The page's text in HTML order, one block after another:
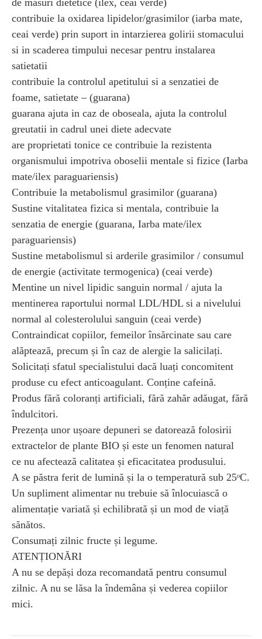
contribuie la oxidarea lipidelor/grasimilor (iarba mate,
ceai verde) prin suport in intarzierea golirii stomacului
si in scaderea timpului necesar pentru instalarea
satietatii
contribuie la controlul apetitului si a senzatiei de
foame, satietate – (guarana)
guarana ajuta in caz de oboseala, ajuta la controlul
greutatii in cadrul unei diete adecvate
are proprietati tonice ce contribuie la rezistenta
organismului impotriva oboselii mentale si fizice (Iarba
mate/ilex paraguariensis)
Contribuie la metabolismul grasimilor (guarana)
Sustine vitalitatea fizica si mentala, contribuie la
senzatia de energie (guarana, Iarba mate/ilex
paraguariensis)
Sustine metabolismul si arderile grasimilor / consumul
de energie (activitate termogenica) (ceai verde)
Mentine un nivel lipidic sanguin normal / ajuta la
mentinerea raportului normal LDL/HDL si a nivelului
normal al colesterolului sanguin (ceai verde)
Contraindicat copiilor, femeilor însărcinate sau care
alăptează, precum și în caz de alergie la salicilați.
Solicitați sfatul specialistului dacă luați concomitent
produse cu efect anticoagulant. Conține cafeină.
Produs fără coloranți artificiali, fără zahăr adăugat, fără
îndulcitori.
Prezența unor ușoare depuneri se datorează folosirii
extractelor de plante BIO și este un fenomen natural
ce nu afectează calitatea și eficacitatea produsului.
A se păstra ferit de lumină și la o temperatură sub 25ᵒC.
Un supliment alimentar nu trebuie să înlocuiască o
alimentație variată și echilibrată și un mod de viață
sănătos.
Consumați zilnic fructe și legume.
ATENȚIONĂRI
A nu se depăși doza recomandată pentru consumul
zilnic. A nu se lăsa la îndemâna și vederea copiilor
mici.